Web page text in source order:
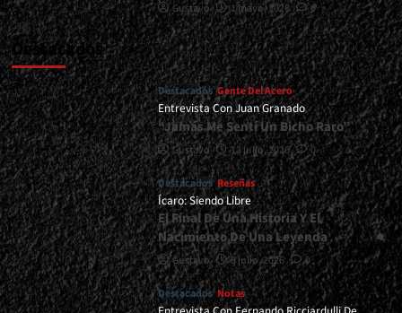
Gustavo 1 mayo, 2026 0
Destacados
Destacados Gente Del Acero
Entrevista Con Juan Granado
“Jamás Me Sentí Un Bicho Raro”
Gustavo 13 julio, 2026 0
Destacados Reseñas
Ícaro: Siendo Libre
El Final De Una Historia Y El
Nacimiento De Una Leyenda
Gustavo 8 julio, 2026 0
Destacados Notas